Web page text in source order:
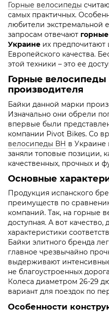
Горные велосипеды
самых практичных.
любители экстремальной
запросам отвечают
Украине их предпочитают
Европейского качества.
этой техники – это ее
Горные велосипеды
производителя
Байки данной марки
Изначально они обрели
впервые были
компании Pivot Bikes. Со
велосипеды ВН в Украине
заняли топовые позиции,
качественных, прочных и
Основные
Продукция испанского
преимуществ по
компаний. Так, на горные
доступная. А вот
характеристики
Байки элитного бренда
главное чрезвычайно
выдерживают
не благоустроенных
Колеса диаметром 26-29
вариант для поездок по
Особенности